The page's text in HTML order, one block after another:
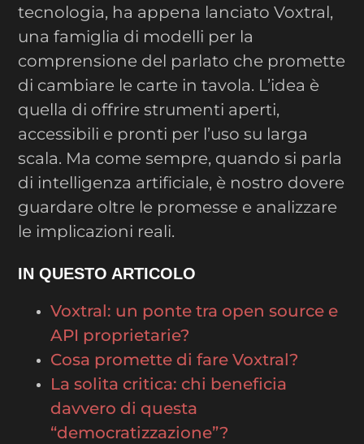
tecnologia, ha appena lanciato Voxtral,
una famiglia di modelli per la
comprensione del parlato che promette
di cambiare le carte in tavola. L’idea è
quella di offrire strumenti aperti,
accessibili e pronti per l’uso su larga
scala. Ma come sempre, quando si parla
di intelligenza artificiale, è nostro dovere
guardare oltre le promesse e analizzare
le implicazioni reali.
IN QUESTO ARTICOLO
Voxtral: un ponte tra open source e
API proprietarie?
Cosa promette di fare Voxtral?
La solita critica: chi beneficia
davvero di questa
“democratizzazione”?